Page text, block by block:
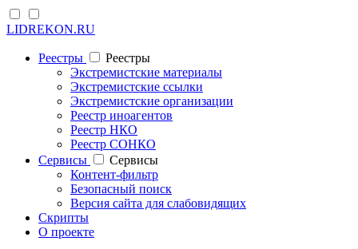
LIDREKON.RU
Реестры
Реестры
Экстремистские материалы
Экстремистские ссылки
Экстремистские организации
Реестр иноагентов
Реестр НКО
Реестр СОНКО
Cервисы
Cервисы
Контент-фильтр
Безопасный поиск
Версия сайта для слабовидящих
Скрипты
О проекте